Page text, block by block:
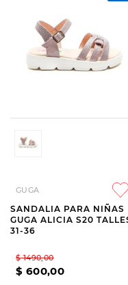
GUGA
SANDALIA PARA NIÑAS
GUGA ALICIA S20
31-36
$ 1490,00
$ 600,00